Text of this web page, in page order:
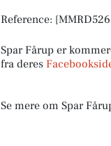
Reference:
Spar Fårup er
fra deres
Se mere om Spar